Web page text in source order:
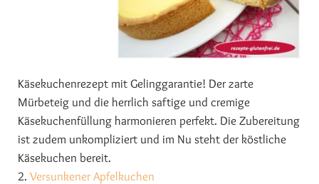
Käsekuchenrezept mit Gelinggarantie! Der zarte
Mürbeteig und die herrlich saftige und cremige
Käsekuchenfüllung harmonieren perfekt. Die Zubereitung
ist zudem unkompliziert und im Nu steht der köstliche
Käsekuchen bereit.
2. Versunkener Apfelkuchen